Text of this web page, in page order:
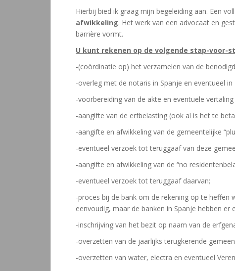
Hierbij bied ik graag mijn begeleiding aan. Een
afwikkeling. Het werk van een advocaat en
barrière vormt.
U kunt rekenen op de volgende stap-voor-
-(coördinatie op) het verzamelen van de
-overleg met de notaris in Spanje en eventueel in
-voorbereiding van de akte en eventuele
-aangifte van de erfbelasting (ook al is het te
-aangifte en afwikkeling van de gemeentelijke
-eventueel verzoek tot teruggaaf van deze
-aangifte en afwikkeling van de “no
-eventueel verzoek tot teruggaaf daarvan;
-proces bij de bank om de rekening op te
eenvoudig, maar de banken in Spanje hebben
-inschrijving van het bezit op naam van de
-overzetten van de jaarlijks terugkerende
-overzetten van water, electra en eventueel